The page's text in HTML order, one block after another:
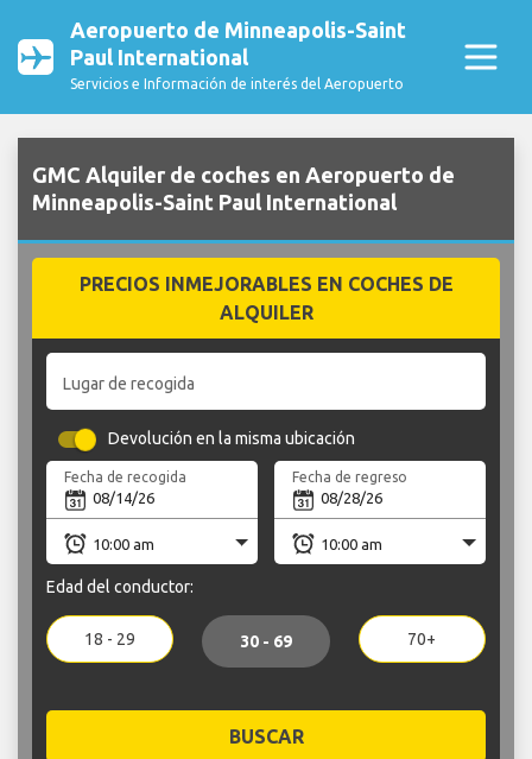
Aeropuerto de Minneapolis-Saint
Paul International
Servicios e Información de interés del Aeropuerto
GMC Alquiler de coches en Aeropuerto de
Minneapolis-Saint Paul International
PRECIOS INMEJORABLES EN COCHES DE
ALQUILER
Lugar de recogida
Devolución en la misma ubicación
Fecha de recogida Fecha de regreso
Edad del conductor:
18 - 29 30 - 69 70+
BUSCAR